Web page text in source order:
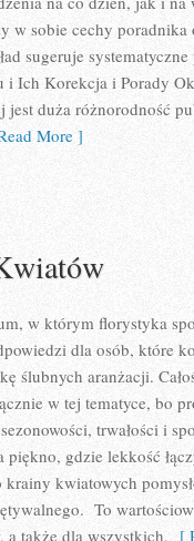
w sobie cechy
sugeruje
i Ich Korekcja i Porady
jest duża różnorodność
More ]
w którym florystyka
dla osób, które
ślubnych aranżacji.
w tej tematyce, bo
trwałości i
piękno, gdzie lekkość
kwiatowych
To
a także dla wszystkich, [